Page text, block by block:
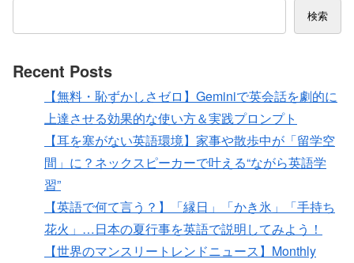
検索
Recent Posts
【無料・恥ずかしさゼロ】Geminiで英会話を劇的に
上達させる効果的な使い方＆実践プロンプト
【耳を塞がない英語環境】家事や散歩中が「留学空
間」に？ネックスピーカーで叶える“ながら英語学
習”
【英語で何て言う？】「縁日」「かき氷」「手持ち
花火」…日本の夏行事を英語で説明してみよう！
【世界のマンスリートレンドニュース】Monthly